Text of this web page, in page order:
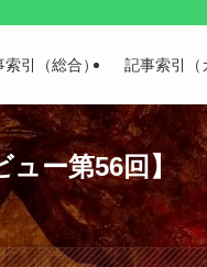
索引（総合） 記事索引（
ュー第56回】